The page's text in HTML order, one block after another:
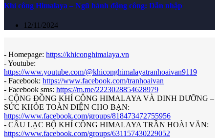
Khí công Himalaya – Ngũ hành động công: Dẫn nhập
12/11/2024
- Homepage: https://khiconghimalaya.vn
- Youtube:
https://www.youtube.com/@khiconghimalayatranhoaivan9119
- Facebook: https://www.facebook.com/tranhoaivan
- Facebook sms: https://m.me/2223028854628979
- CỘNG ĐỒNG KHÍ CÔNG HIMALAYA VÀ DINH DƯỠNG –
SỨC KHỎE TOÀN DIỆN CHO BẠN:
https://www.facebook.com/groups/818473472755956
- CÂU LẠC BỘ KHÍ CÔNG HIMALAYA TRẦN HOÀI VĂN:
https://www.facebook.com/groups/631157430229052